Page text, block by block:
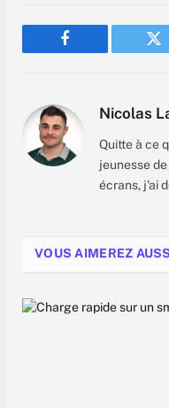
Facebook
Nicolas
Quitte à ce
jeunesse
écrans, j'ai
VOUS AIMEREZ